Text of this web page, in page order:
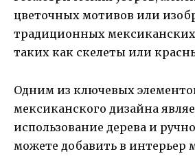
цветочных мотивов или
традиционных
таких как скелеты или
Одним из ключевых
мексиканского дизайна
использование дерева и
можете добавить в интерьер